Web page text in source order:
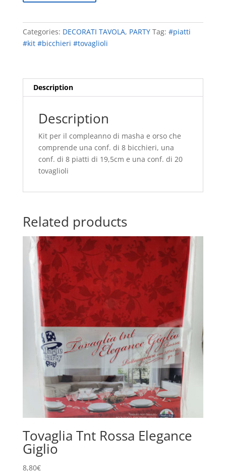
MASHA
E
Categories: DECORATI TAVOLA, PARTY Tag: #piatti
#kit #bicchieri #tovaglioli
Description
Description
Kit per il compleanno di masha e orso che
comprende una conf. di 8 bicchieri, una
conf. di 8 piatti di 19,5cm e una conf. di 20
tovaglioli
Related products
Tovaglia Tnt Rossa Elegance
Giglio
8,80€